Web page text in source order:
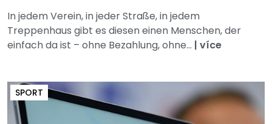
In jedem Verein, in jeder Straße, in jedem
Treppenhaus gibt es diesen einen Menschen, der
einfach da ist – ohne Bezahlung, ohne... | více
SPORT